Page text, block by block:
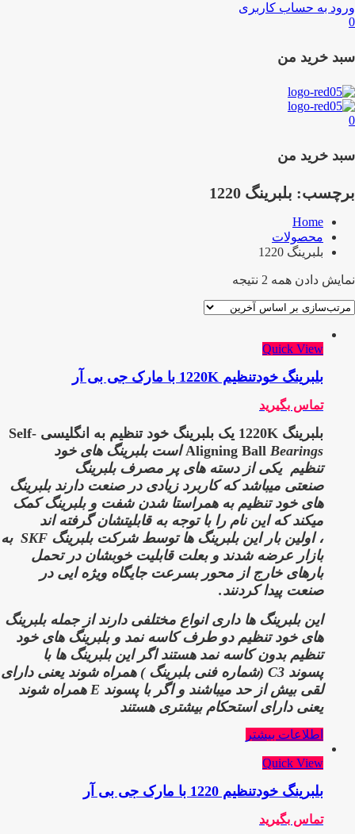
ورود به حساب کاربری
0
سبد خرید من
0
سبد خرید من
برچسب: بلبرینگ 1220
Home
محصولات
بلبرینگ 1220
نمایش دادن همه 2 نتیجه
Quick View
بلبرینگ خودتنظیم 1220K با مارک جی بی آر
تماس بگیرید
بلبرینگ 1220K یک بلبرینگ خود تنظیم به انگلیسی Self-
Aligning BallBearings است بلبرینگ های خود
تنظیم یکی از دسته های پر مصرف بلبرینگ
صنعتی میباشد که کاربرد زیادی در صنعت دارندبلبرینگ
های خود تنظیم به همراستا شدن شفت و بلبرینگ کمک
میکند که این نام را با توجه به قابلیتشان گرفته اند
،اولین بار این بلبرینگ ها توسط شرکت بلبرینگ SKF
به
بازار عرضه شدند و بعلت قابلیت خوبشان در تحمل
بارهای خارج از محور بسرعت جایگاه ویژه ایی در
صنعت پیدا کردنند.
این بلبرینگ ها داری انواع مختلفی دارند از جمله بلبرینگ
های خود تنظیم دو طرف کاسه نمد و بلبرینگ های خود
تنظیم بدون کاسه نمد هستند اگر این بلبرینگ ها با
پسوند C3 (شماره فنی بلبرینگ )
همراه شوند یعنی دارای
لقی بیش از حد میباشند و اگر با پسوند E همراه شوند
یعنی دارای استحکام بیشتری هستند
اطلاعات بیشتر
Quick View
بلبرینگ خودتنظیم 1220 با مارک جی بی آر
تماس بگیرید